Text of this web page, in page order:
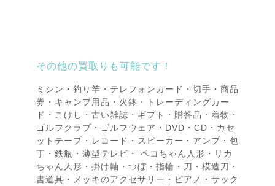
その他の買取りも可能です！
ミシン・釣り竿・テレフォンカード・切手・商品
券・キャンプ用品・火鉢・トレーディングカー
ド・こけし・古い雑誌・ギフト・贈答品・着物・
ゴルフクラブ・ゴルフウェア・DVD・CD・カセ
ットテープ・レコード・スピーカー・アンプ・包
丁・鉄瓶・薄型テレビ・ ペコちゃん人形・リカ
ちゃん人形・掛け軸・つぼ・指輪・刀・模造刀・
書道具・メッキのアクセサリー・ピアノ・サック